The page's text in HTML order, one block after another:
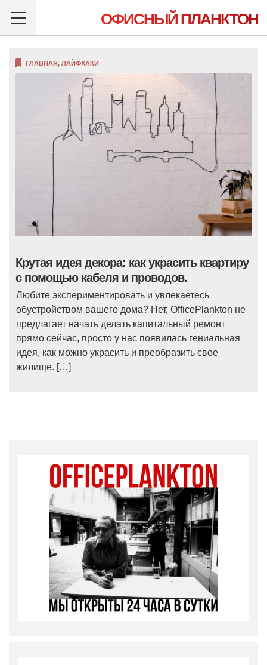
ОФИСНЫЙ ПЛАНКТОН
ГЛАВНАЯ, ЛАЙФХАКИ
Крутая идея декора: как украсить квартиру
с помощью кабеля и проводов.
Любите экспериментировать и увлекаетесь
обустройством вашего дома? Нет, OfficePlankton не
предлагает начать делать капитальный ремонт
прямо сейчас, просто у нас появилась гениальная
идея, как можно украсить и преобразить свое
жилище. […]